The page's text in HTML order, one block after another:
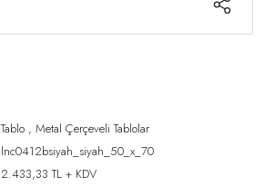
Tablo ,Metal Çerçeveli Tablolar
lnc0412bsiyah_siyah_50_x_70
2.433,33 TL + KDV